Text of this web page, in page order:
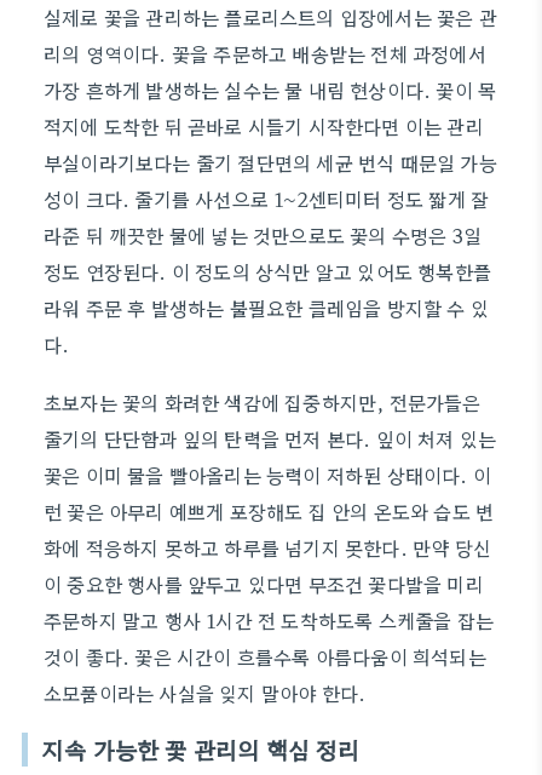
실제로 꽃을 관리하는 플로리스트의 입장에서는 꽃은 관
리의 영역이다. 꽃을 주문하고 배송받는 전체 과정에서
가장 흔하게 발생하는 실수는 물 내림 현상이다. 꽃이 목
적지에 도착한 뒤 곧바로 시들기 시작한다면 이는 관리
부실이라기보다는 줄기 절단면의 세균 번식 때문일 가능
성이 크다. 줄기를 사선으로 1~2센티미터 정도 짧게 잘
라준 뒤 깨끗한 물에 넣는 것만으로도 꽃의 수명은 3일
정도 연장된다. 이 정도의 상식만 알고 있어도 행복한플
라워 주문 후 발생하는 불필요한 클레임을 방지할 수 있
다.
초보자는 꽃의 화려한 색감에 집중하지만, 전문가들은
줄기의 단단함과 잎의 탄력을 먼저 본다. 잎이 처져 있는
꽃은 이미 물을 빨아올리는 능력이 저하된 상태이다. 이
런 꽃은 아무리 예쁘게 포장해도 집 안의 온도와 습도 변
화에 적응하지 못하고 하루를 넘기지 못한다. 만약 당신
이 중요한 행사를 앞두고 있다면 무조건 꽃다발을 미리
주문하지 말고 행사 1시간 전 도착하도록 스케줄을 잡는
것이 좋다. 꽃은 시간이 흐를수록 아름다움이 희석되는
소모품이라는 사실을 잊지 말아야 한다.
지속 가능한 꽃 관리의 핵심 정리